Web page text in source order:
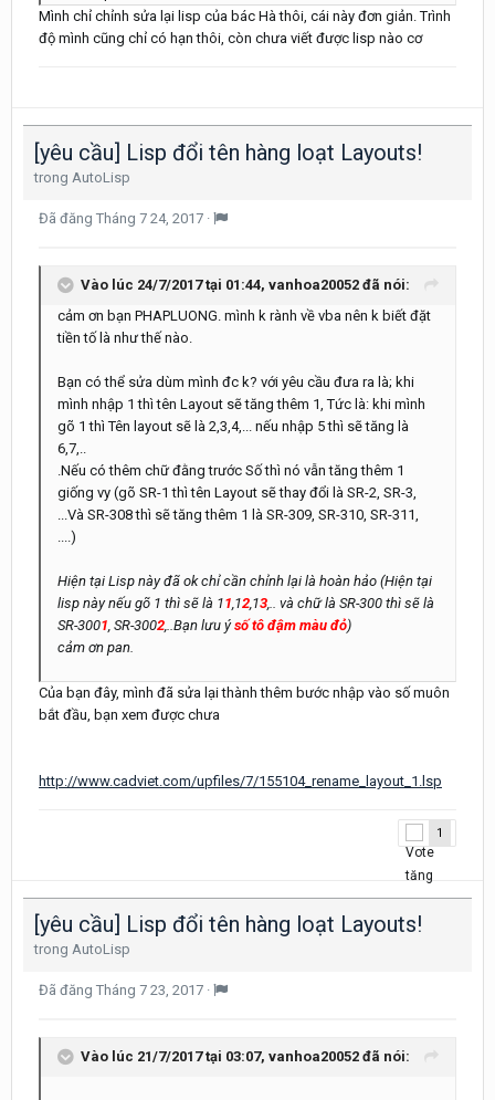
Mình chỉ chỉnh sửa lại lisp của bác Hà thôi, cái này đơn giản. Trình
độ mình cũng chỉ có hạn thôi, còn chưa viết được lisp nào cơ
[yêu cầu] Lisp đổi tên hàng loạt Layouts!
trong AutoLisp
Đã đăng Tháng 7 24, 2017 ·
Vào lúc 24/7/2017 tại 01:44, vanhoa20052 đã nói:
cảm ơn bạn PHAPLUONG. mình k rành về vba nên k biết đặt
tiền tố là như thế nào.
Bạn có thể sửa dùm mình đc k? với yêu cầu đưa ra là; khi
mình nhập 1 thì tên Layout sẽ tăng thêm 1, Tức là: khi mình
gõ 1 thì Tên layout sẽ là 2,3,4,... nếu nhập 5 thì sẽ tăng là
6,7,..
.Nếu có thêm chữ đằng trước Số thì nó vẫn tăng thêm 1
giống vy (gõ SR-1 thì tên Layout sẽ thay đổi là SR-2, SR-3,
...Và SR-308 thì sẽ tăng thêm 1 là SR-309, SR-310, SR-311,
....)
Hiện tại Lisp này đã ok chỉ cần chỉnh lại là hoàn hảo (Hiện tại
lisp này nếu gõ 1 thì sẽ là 11 ,12 ,13 ,.. và chữ là SR-300 thì sẽ là
SR-3001 , SR-3002 ,..Bạn lưu ýsố tô đậm màu đỏ)
cảm ơn pan.
Của bạn đây, mình đã sửa lại thành thêm bước nhập vào số muôn
bắt đầu, bạn xem được chưa
http://www.cadviet.com/upfiles/7/155104_rename_layout_1.lsp
1
[yêu cầu] Lisp đổi tên hàng loạt Layouts!
trong AutoLisp
Đã đăng Tháng 7 23, 2017 ·
Vào lúc 21/7/2017 tại 03:07, vanhoa20052 đã nói: